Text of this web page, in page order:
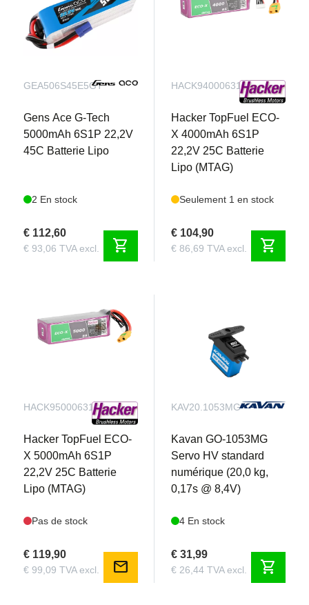
GEA506S45E5GT
Gens Ace G-Tech
5000mAh 6S1P 22,2V
45C Batterie Lipo
2 En stock
€ 112,60
€ 93,06 TVA excl. shopping_cart
HACK94000631
Hacker TopFuel ECO-
X 4000mAh 6S1P
22,2V 25C Batterie
Lipo (MTAG)
Seulement 1 en stock
€ 104,90
€ 86,69 TVA excl. shopping_cart
HACK95000631
Hacker TopFuel ECO-
X 5000mAh 6S1P
22,2V 25C Batterie
Lipo (MTAG)
Pas de stock
€ 119,90
€ 99,09 TVA excl. mail
KAV20.1053MG
Kavan GO-1053MG
Servo HV standard
numérique (20,0 kg,
0,17s @ 8,4V)
4 En stock
€ 31,99
€ 26,44 TVA excl. shopping_cart